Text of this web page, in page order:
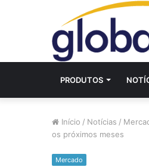
PRODUTOS
Início / Notícias /
os próximos meses
Mercado